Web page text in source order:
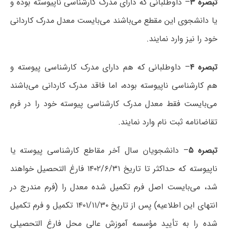
یا دانشجوی این مقطع می‌باشند می‌بایست معدل مدرک کاردانی
خود را نیز وارد نمایند.
تبصره ۴ – داوطلبانی که هم دارای مدرک کارشناسی پیوسته و
هم کارشناسی ناپیوسته بوده، اما فاقد مدرک کاردانی می‌باشند
می‌بایست فقط معدل مدرک کارشناسی پیوسته خود را در فرم
تقاضانامه ثبت نام وارد نمایند.
تبصره ۵ – دانشجویان سال آخر مقاطع کارشناسی پیوسته یا
ناپیوسته که حداکثر تا تاریخ ۱۴۰۲/۶/۳۱ فارغ التحصیل خواهند
شد، می‌بایست اصل فرم تکمیل شده معدل را (فرم مندرج در
انتهای این اطلاعیه) پس از تاریخ ۱۴۰۱/۱۱/۳۰ تکمیل و فرم تکمیل
شده را به تأیید مؤسسه آموزش عالی محل فارغ التحصیلی